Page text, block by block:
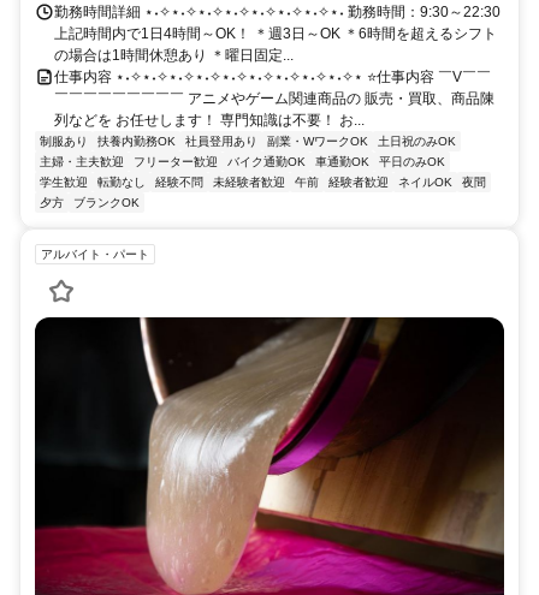
勤務時間詳細 ⋆˖✧⋆˖✧⋆˖✧⋆˖✧⋆˖✧⋆˖✧⋆˖✧⋆˖ 勤務時間：9:30～22:30
上記時間内で1日4時間～OK！ ＊週3日～OK ＊6時間を超えるシフト
の場合は1時間休憩あり ＊曜日固定...
仕事内容 ⋆˖✧⋆˖✧⋆˖✧⋆˖✧⋆˖✧⋆˖✧⋆˖✧⋆˖✧⋆˖✧⋆ ⭐仕事内容 ￣V￣￣
￣￣￣￣￣￣￣￣￣ アニメやゲーム関連商品の 販売・買取、商品陳
列などを お任せします！ 専門知識は不要！ お...
制服あり 扶養内勤務OK 社員登用あり 副業・WワークOK
土日祝のみOK
主婦・主夫歓迎
フリーター歓迎 バイク通勤OK 車通勤OK
平日のみOK
学生歓迎
転勤なし 経験不問 未経験者歓迎 午前 経験者歓迎 ネイルOK
夜間
夕方
ブランクOK
アルバイト・パート